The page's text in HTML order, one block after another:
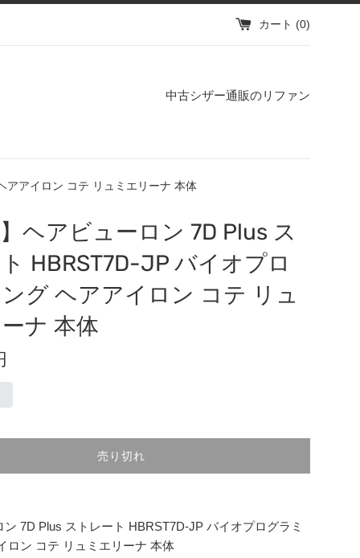
カート (0)
中古シザー通販のリファン
アアイロン コテ リュミエリーナ 本体
】ヘアビューロン 7D Plus ス
ト HBRST7D-JP バイオプロ
グ ヘアアイロン コテ リュ
ナ 本体
売り切れ
ン 7D Plus ストレート HBRST7D-JP バイオプログラミ
ロン コテ リュミエリーナ 本体